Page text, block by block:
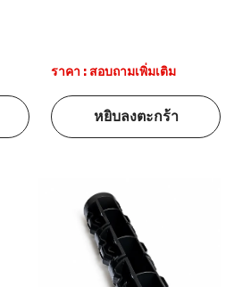
ราคา : สอบถามเพิ่มเติม
หยิบลงตะกร้า